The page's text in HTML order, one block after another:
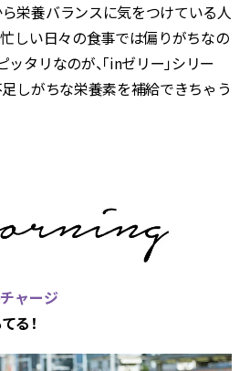
栄養バランスに気をつけている人
忙しい日々の食事では偏りがちなの
タリなのが、「inゼリー」シリー
足しがちな栄養素を補給できちゃう
ャージ
る！